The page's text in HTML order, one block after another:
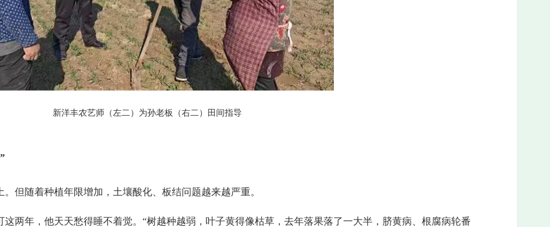
新洋丰农艺师（左二）为孙老板（右二）田间指导
但随着种植年限增加，土壤酸化、板结问题越来越严重。
两年，他天天愁得睡不着觉。“树越种越弱，叶子黄得像枯草，去年落果落了一大半，脐黄病、根腐病轮番